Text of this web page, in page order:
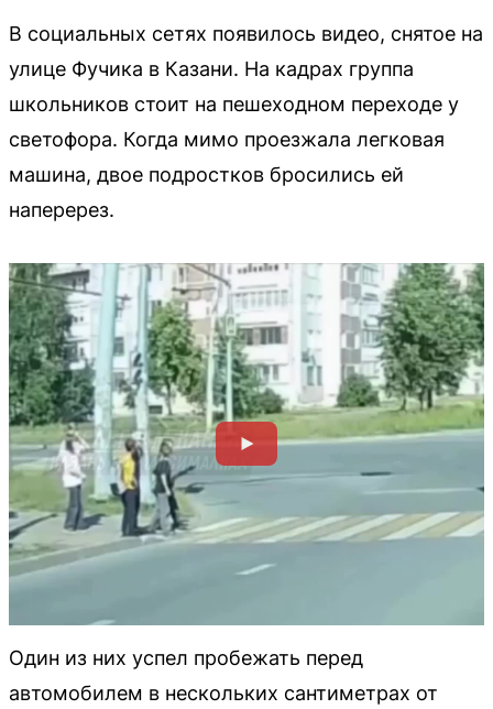
В социальных сетях появилось видео, снятое на
улице Фучика в Казани. На кадрах группа
школьников стоит на пешеходном переходе у
светофора. Когда мимо проезжала легковая
машина, двое подростков бросились ей
наперерез.
Один из них успел пробежать перед
автомобилем в нескольких сантиметрах от